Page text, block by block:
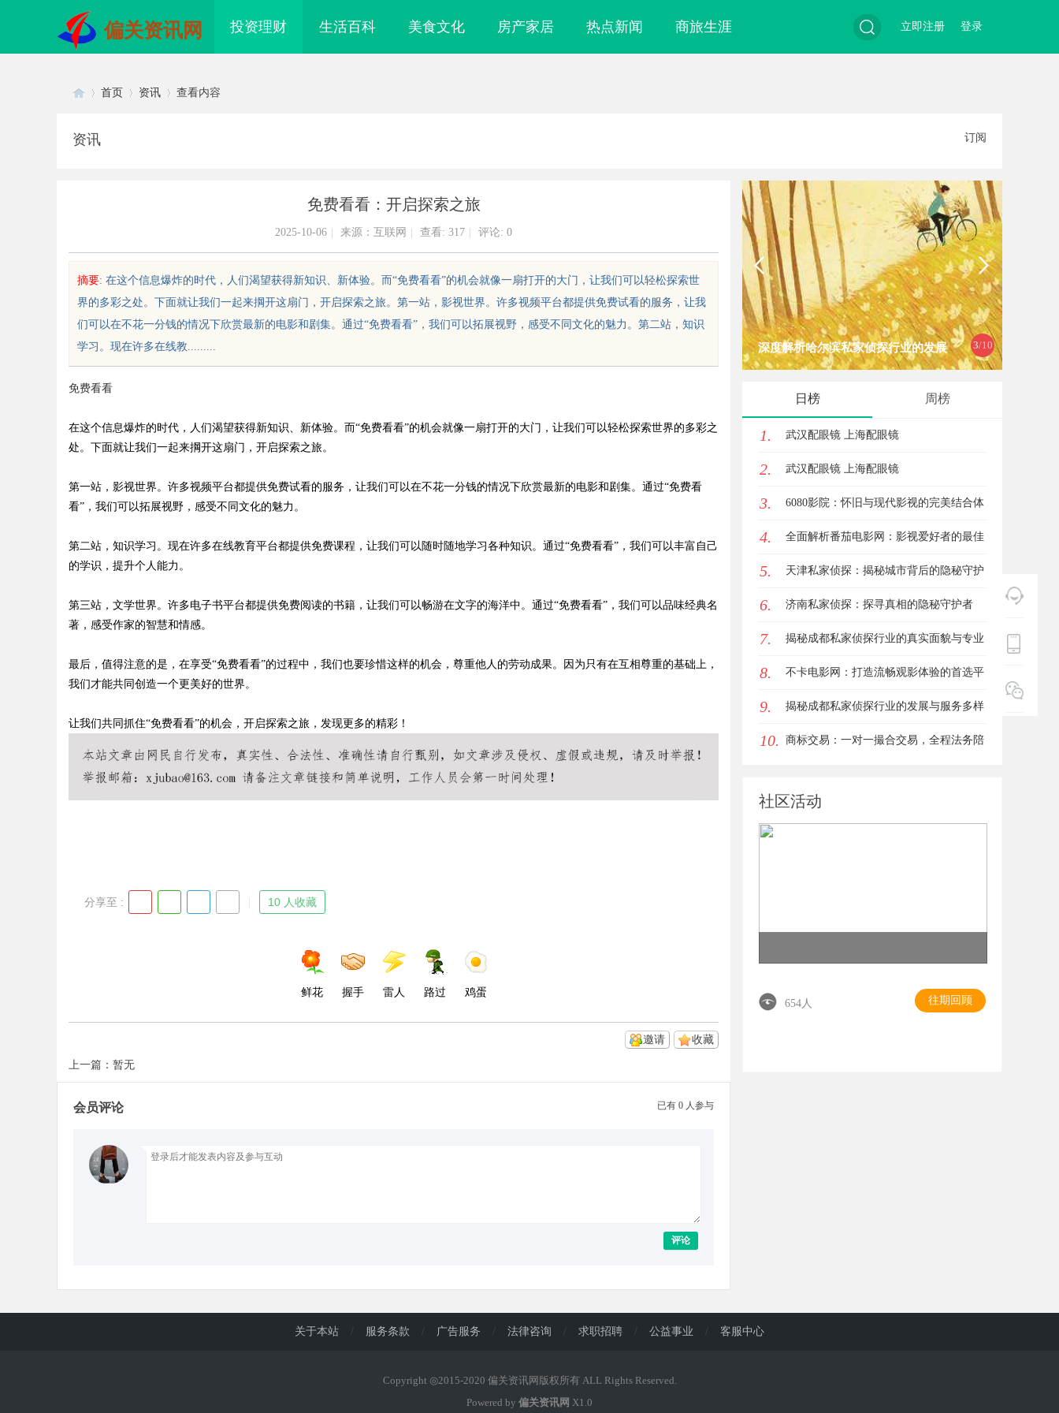
偏关资讯网 投资理财 生活百科 美食文化 房产家居 热点新闻 商旅生涯 登录
立即注册
sc
!
d
首页 资讯 查看内容
资讯 订阅
免费看看：开启探索之旅
2025-10-06 来源：互联网 查看: 317 评论: 0
摘要: 在这个信息爆炸的时代，人们渴望获得新知识、新体验。而“免费看看”的机会就像一扇打开的大门，让我们可以轻松探索世
界的多彩之处。下面就让我们一起来掆开这扇门，开启探索之旅。第一站，影视世界。许多视频平台都提供免费试看的服务，让我
们可以在不花一分钱的情况下欣赏最新的电影和剧集。通过“免费看看”，我们可以拓展视野，感受不同文化的魅力。第二站，知识
学习。现在许多在线教.........
免费看看
在这个信息爆炸的时代，人们渴望获得新知识、新体验。而“免费看看”的机会就像一扇打开的大门，让我们可以轻松探索世界的多彩之
处。下面就让我们一起来掆开这扇门，开启探索之旅。
第一站，影视世界。许多视频平台都提供免费试看的服务，让我们可以在不花一分钱的情况下欣赏最新的电影和剧集。通过“免费看
看”，我们可以拓展视野，感受不同文化的魅力。
第二站，知识学习。现在许多在线教育平台都提供免费课程，让我们可以随时随地学习各种知识。通过“免费看看”，我们可以丰富自己
的学识，提升个人能力。
第三站，文学世界。许多电子书平台都提供免费阅读的书籍，让我们可以畅游在文字的海洋中。通过“免费看看”，我们可以品味经典名
著，感受作家的智慧和情感。
最后，值得注意的是，在享受“免费看看”的过程中，我们也要珍惜这样的机会，尊重他人的劳动成果。因为只有在互相尊重的基础上，
我们才能共同创造一个更美好的世界。
让我们共同抓住“免费看看”的机会，开启探索之旅，发现更多的精彩！
分享至 : 10 人收藏
鲜花 握手 雷人 路过 鸡蛋
收藏
邀请
上一篇：暂无
已有 0 人参与
会员评论
评论
3/10
眼镜 上海配眼镜 深度解析哈尔滨私家侦探行业的发展
日榜 周榜
1. 武汉配眼镜 上海配眼镜
2. 武汉配眼镜 上海配眼镜
3. 6080影院：怀旧与现代影视的完美结合体
验
4. 全面解析番茄电影网：影视爱好者的最佳
资源站
5. 天津私家侦探：揭秘城市背后的隐秘守护
者
6. 济南私家侦探：探寻真相的隐秘守护者
7. 揭秘成都私家侦探行业的真实面貌与专业
服务
8. 不卡电影网：打造流畅观影体验的首选平
台
9. 揭秘成都私家侦探行业的发展与服务多样
性解析
10. 商标交易：一对一撮合交易，全程法务陪
社区活动
654人 往期回顾
关于本站 / 服务条款 / 广告服务 / 法律咨询 / 求职招聘 / 公益事业 / 客服中心
Copyright ◎2015-2020 偏关资讯网版权所有 ALL Rights Reserved.
Powered by 偏关资讯网 X1.0